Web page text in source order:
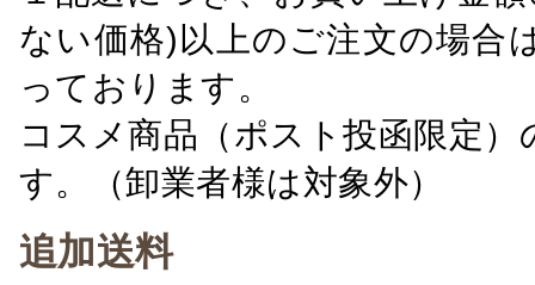
ない価格)以上のご注文の場合
っております。
コスメ商品（ポスト投函限定
す。（卸業者様は対象外）
追加送料